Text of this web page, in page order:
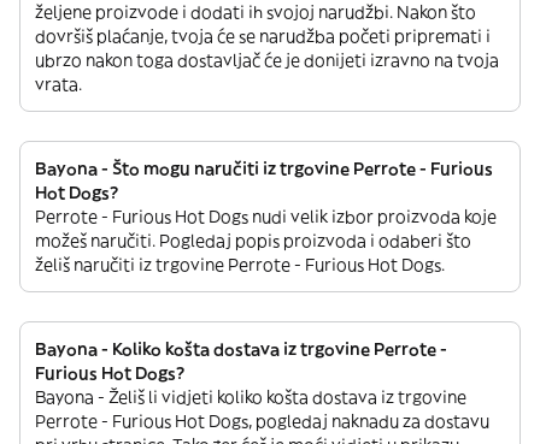
željene proizvode i dodati ih svojoj narudžbi. Nakon što
dovršiš plaćanje, tvoja će se narudžba početi pripremati i
ubrzo nakon toga dostavljač će je donijeti izravno na tvoja
vrata.
Bayona - Što mogu naručiti iz trgovine Perrote - Furious
Hot Dogs?
Perrote - Furious Hot Dogs nudi velik izbor proizvoda koje
možeš naručiti. Pogledaj popis proizvoda i odaberi što
želiš naručiti iz trgovine Perrote - Furious Hot Dogs.
Bayona - Koliko košta dostava iz trgovine Perrote -
Furious Hot Dogs?
Bayona - Želiš li vidjeti koliko košta dostava iz trgovine
Perrote - Furious Hot Dogs, pogledaj naknadu za dostavu